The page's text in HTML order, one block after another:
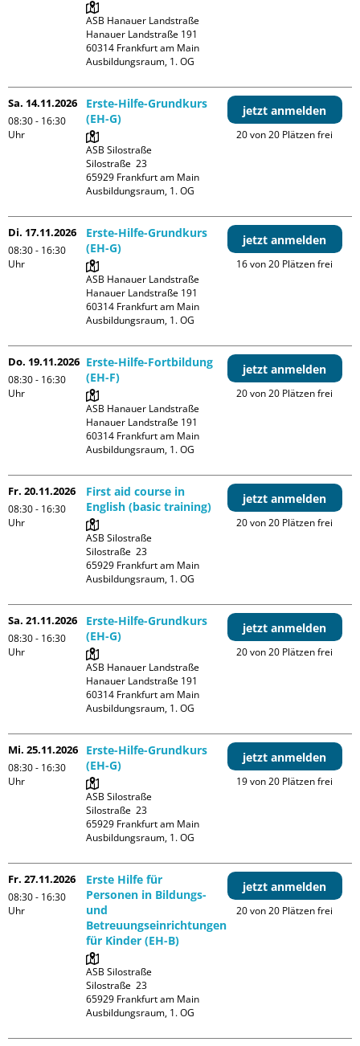
ASB Hanauer Landstraße
Hanauer Landstraße 191
60314 Frankfurt am Main
Ausbildungsraum, 1. OG
Sa. 14.11.2026
08:30 - 16:30
Uhr
Erste-Hilfe-Grundkurs
(EH-G)
ASB Silostraße
Silostraße  23
65929 Frankfurt am Main
Ausbildungsraum, 1. OG
jetzt anmelden
20 von 20 Plätzen frei
Di. 17.11.2026
08:30 - 16:30
Uhr
Erste-Hilfe-Grundkurs
(EH-G)
ASB Hanauer Landstraße
Hanauer Landstraße 191
60314 Frankfurt am Main
Ausbildungsraum, 1. OG
jetzt anmelden
16 von 20 Plätzen frei
Do. 19.11.2026
08:30 - 16:30
Uhr
Erste-Hilfe-Fortbildung
(EH-F)
ASB Hanauer Landstraße
Hanauer Landstraße 191
60314 Frankfurt am Main
Ausbildungsraum, 1. OG
jetzt anmelden
20 von 20 Plätzen frei
Fr. 20.11.2026
08:30 - 16:30
Uhr
First aid course in
English (basic training)
ASB Silostraße
Silostraße  23
65929 Frankfurt am Main
Ausbildungsraum, 1. OG
jetzt anmelden
20 von 20 Plätzen frei
Sa. 21.11.2026
08:30 - 16:30
Uhr
Erste-Hilfe-Grundkurs
(EH-G)
ASB Hanauer Landstraße
Hanauer Landstraße 191
60314 Frankfurt am Main
Ausbildungsraum, 1. OG
jetzt anmelden
20 von 20 Plätzen frei
Mi. 25.11.2026
08:30 - 16:30
Uhr
Erste-Hilfe-Grundkurs
(EH-G)
ASB Silostraße
Silostraße  23
65929 Frankfurt am Main
Ausbildungsraum, 1. OG
jetzt anmelden
19 von 20 Plätzen frei
Fr. 27.11.2026
08:30 - 16:30
Uhr
Erste Hilfe für
Personen in Bildungs-
und
Betreuungseinrichtungen
für Kinder (EH-B)
ASB Silostraße
Silostraße  23
65929 Frankfurt am Main
Ausbildungsraum, 1. OG
jetzt anmelden
20 von 20 Plätzen frei